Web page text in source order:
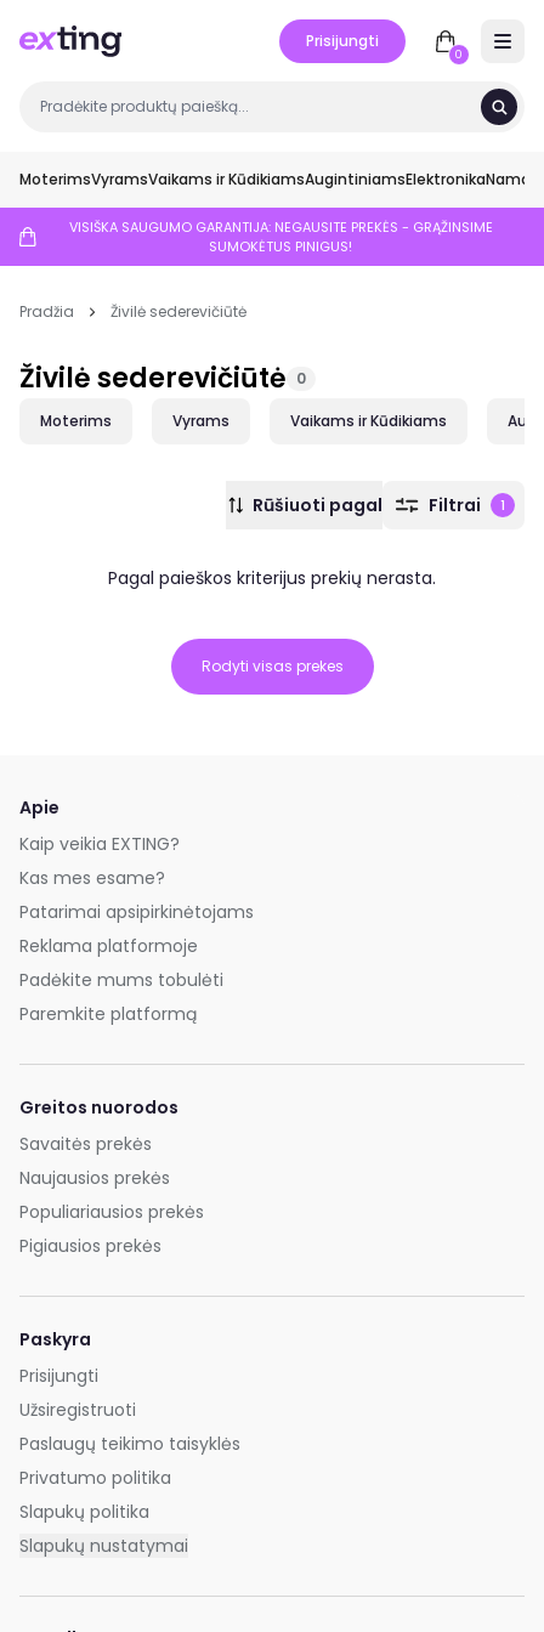
Prisijungti
0
MoterimsVyramsVaikams ir KūdikiamsAugintiniamsElektronikaNamai
VISIŠKA SAUGUMO GARANTIJA: NEGAUSITE PREKĖS - GRĄŽINSIME
SUMOKĖTUS PINIGUS!
Pradžia Živilė sederevičiūtė
Živilė sederevičiūtė 0
Moterims Vyrams Vaikams ir Kūdikiams
Rūšiuoti pagal Filtrai 1
Pagal paieškos kriterijus prekių nerasta.
Rodyti visas prekes
Apie
Kaip veikia EXTING?
Kas mes esame?
Patarimai apsipirkinėtojams
Reklama platformoje
Padėkite mums tobulėti
Paremkite platformą
Greitos nuorodos
Savaitės prekės
Naujausios prekės
Populiariausios prekės
Pigiausios prekės
Paskyra
Prisijungti
Užsiregistruoti
Paslaugų teikimo taisyklės
Privatumo politika
Slapukų politika
Slapukų nustatymai